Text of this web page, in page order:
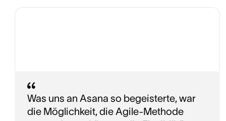
Was uns an Asana so begeisterte, war
die Möglichkeit, die Agile-Methode